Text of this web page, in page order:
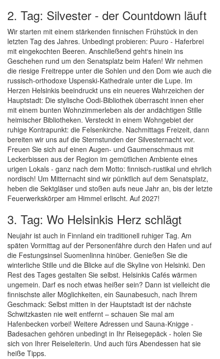
2. Tag: Silvester - der Countdown läuft
Wir starten mit einem stärkenden finnischen Frühstück in den
letzten Tag des Jahres. Unbedingt probieren: Puuro - Haferbrei
mit eingekochten Beeren. Anschließend geht‘s hinein ins
Geschehen rund um den Senatsplatz beim Hafen! Wir nehmen
die riesige Freitreppe unter die Sohlen und den Dom wie auch die
russisch-orthodoxe Uspenski-Kathedrale unter die Lupe. Im
Herzen Helsinkis beeindruckt uns ein neueres Wahrzeichen der
Hauptstadt: Die stylische Oodi-Bibliothek überrascht innen eher
mit einem bunten Wohnzimmerleben als der andächtigen Stille
heimischer Bibliotheken. Versteckt in einem Wohngebiet der
ruhige Kontrapunkt: die Felsenkirche. Nachmittags Freizeit, dann
bereiten wir uns auf die Sternstunden der Silvesternacht vor.
Freuen Sie sich auf einen Augen- und Gaumenschmaus mit
Leckerbissen aus der Region im gemütlichen Ambiente eines
urigen Lokals - ganz nach dem Motto: finnisch-rustikal und ehrlich
nordisch! Um Mitternacht sind wir pünktlich auf dem Senatsplatz,
heben die Sektgläser und stoßen aufs neue Jahr an, bis der letzte
Feuerwerkskörper am Himmel erlischt. Auf 2027!
3. Tag: Wo Helsinkis Herz schlägt
Neujahr ist auch in Finnland ein traditionell ruhiger Tag. Am
späten Vormittag auf der Personenfähre durch den Hafen und auf
die Festungsinsel Suomenlinna hinüber. Genießen Sie die
winterliche Stille und die Blicke auf die Skyline von Helsinki. Den
Rest des Tages gestalten Sie selbst. Helsinkis Cafés wärmen
ungemein. Darf es noch etwas heißer sein? Dann ist vielleicht die
finnischste aller Möglichkeiten, ein Saunabesuch, nach Ihrem
Geschmack: Selbst mitten in der Hauptstadt ist der nächste
Schwitzkasten nie weit entfernt – schauen Sie mal am
Hafenbecken vorbei! Weitere Adressen und Sauna-Knigge -
Badesachen gehören unbedingt in Ihr Reisegepäck - holen Sie
sich von Ihrer Reiseleiterin. Und auch fürs Abendessen hat sie
heiße Tipps.